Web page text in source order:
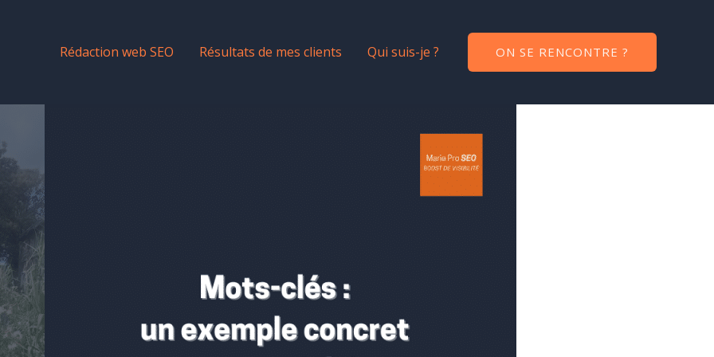
Rédaction web SEO Résultats de mes clients Qui suis-je ? ON SE RENCONTRE ?